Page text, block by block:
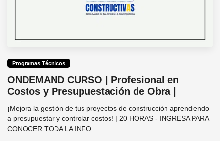
Programas Técnicos
ONDEMAND CURSO | Profesional en
Costos y Presupuestación de Obra |
¡Mejora la gestión de tus proyectos de construcción aprendiendo
a presupuestar y controlar costos! | 20 HORAS - INGRESA PARA
CONOCER TODA LA INFO